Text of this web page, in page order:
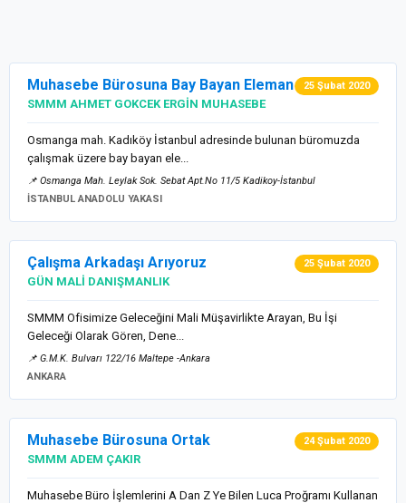
Muhasebe Bürosuna Bay Bayan Eleman 25 Şubat 2020
SMMM AHMET GOKCEK ERGİN MUHASEBE
Osmanga mah. Kadıköy İstanbul adresinde bulunan büromuzda
çalışmak üzere bay bayan ele...
📌 Osmanga Mah. Leylak Sok. Sebat Apt.No 11/5 Kadikoy-İstanbul
İSTANBUL ANADOLU YAKASI
Çalışma Arkadaşı Arıyoruz 25 Şubat 2020
GÜN MALİ DANIŞMANLIK
SMMM Ofisimize Geleceğini Mali Müşavirlikte Arayan, Bu İşi
Geleceği Olarak Gören, Dene...
📌 G.M.K. Bulvarı 122/16 Maltepe -Ankara
ANKARA
Muhasebe Bürosuna Ortak 24 Şubat 2020
SMMM ADEM ÇAKIR
Muhasebe Büro İşlemlerini A Dan Z Ye Bilen Luca Proğramı Kullanan